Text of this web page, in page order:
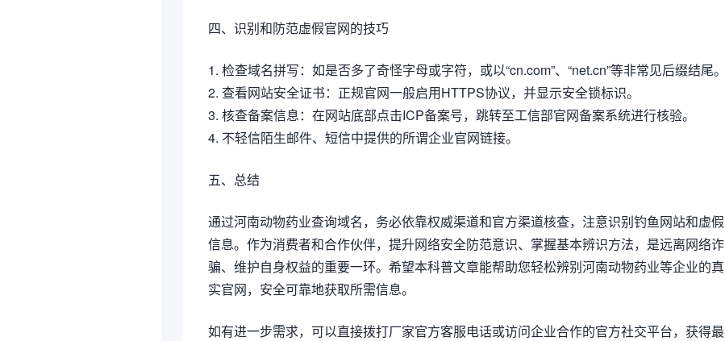
四、识别和防范虚假官网的技巧
1. 检查域名拼写：如是否多了奇怪字母或字符，或以“cn.com”、“net.cn”等非常见后缀结尾。
2. 查看网站安全证书：正规官网一般启用HTTPS协议，并显示安全锁标识。
3. 核查备案信息：在网站底部点击ICP备案号，跳转至工信部官网备案系统进行核验。
4. 不轻信陌生邮件、短信中提供的所谓企业官网链接。
五、总结
通过河南动物药业查询域名，务必依靠权威渠道和官方渠道核查，注意识别钓鱼网站和虚假
信息。作为消费者和合作伙伴，提升网络安全防范意识、掌握基本辨识方法，是远离网络诈
骗、维护自身权益的重要一环。希望本科普文章能帮助您轻松辨别河南动物药业等企业的真
实官网，安全可靠地获取所需信息。
如有进一步需求，可以直接拨打厂家官方客服电话或访问企业合作的官方社交平台，获得最